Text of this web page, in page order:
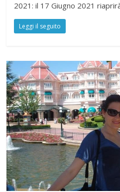
2021: il 17 Giugno 2021
Leggi il seguito